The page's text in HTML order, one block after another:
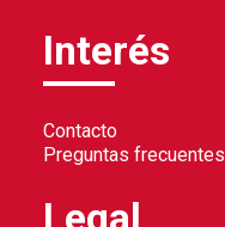
Interés
Contacto
Preguntas frecuentes
Legal